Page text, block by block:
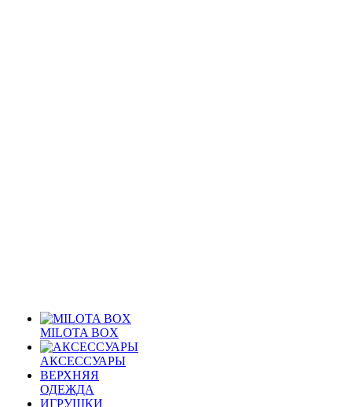
MILOTA BOX
АКСЕССУАРЫ
ВЕРХНЯЯ
ОДЕЖДА
ИГРУШКИ